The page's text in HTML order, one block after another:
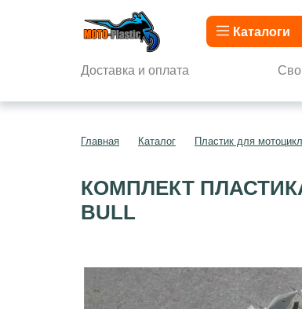
Каталоги
Доставка и оплата
Главная Каталог Пластик для
КОМПЛЕКТ
BULL